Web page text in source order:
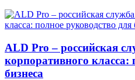
ALD Pro – российская
корпоративного класса:
бизнеса